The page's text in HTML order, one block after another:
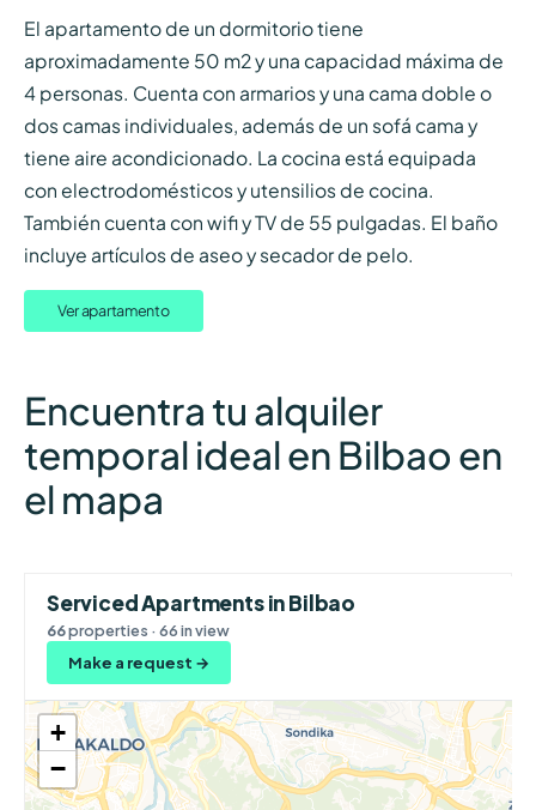
El apartamento de un dormitorio tiene
aproximadamente 50 m2 y una capacidad máxima de
4 personas. Cuenta con armarios y una cama doble o
dos camas individuales, además de un sofá cama y
tiene aire acondicionado. La cocina está equipada
con electrodomésticos y utensilios de cocina.
También cuenta con wifi y TV de 55 pulgadas. El baño
incluye artículos de aseo y secador de pelo.
Ver apartamento
Encuentra tu alquiler
temporal ideal en Bilbao en
el mapa